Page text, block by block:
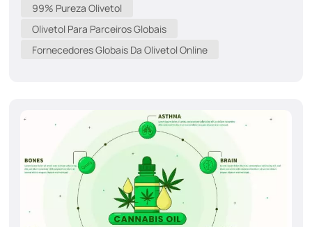
e de produtos químicos especializados. O que é
Olivetol? Olivetol, com CAS nº 500-66-3, também é
conhecido como 5-pentilresorcinol ou 5-pentil-1,3-
construção para moléculas mais complexas. Por...
99% Pureza Olivetol
Olivetol Para Parceiros Globais
Fornecedores Globais Da Olivetol Online